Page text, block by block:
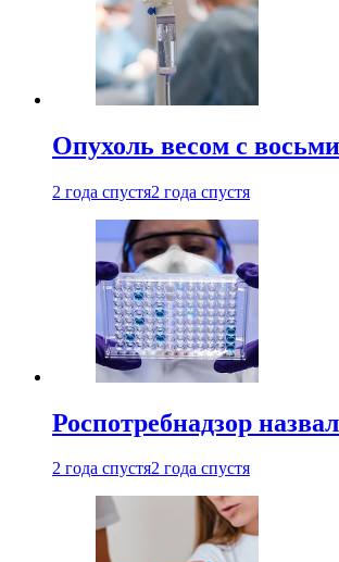
Опухоль весом с
2 года спустя2 года спустя
Роспотребнадзор
2 года спустя2 года спустя